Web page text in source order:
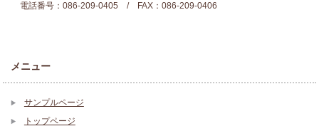
電話番号：086-209-0405 / FAX：086-209-0406
メニュー
サンプルページ
トップページ